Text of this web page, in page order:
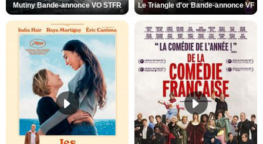
Mutiny Bande-annonce VO STFR Le Triangle d'or Bande-annonce VF